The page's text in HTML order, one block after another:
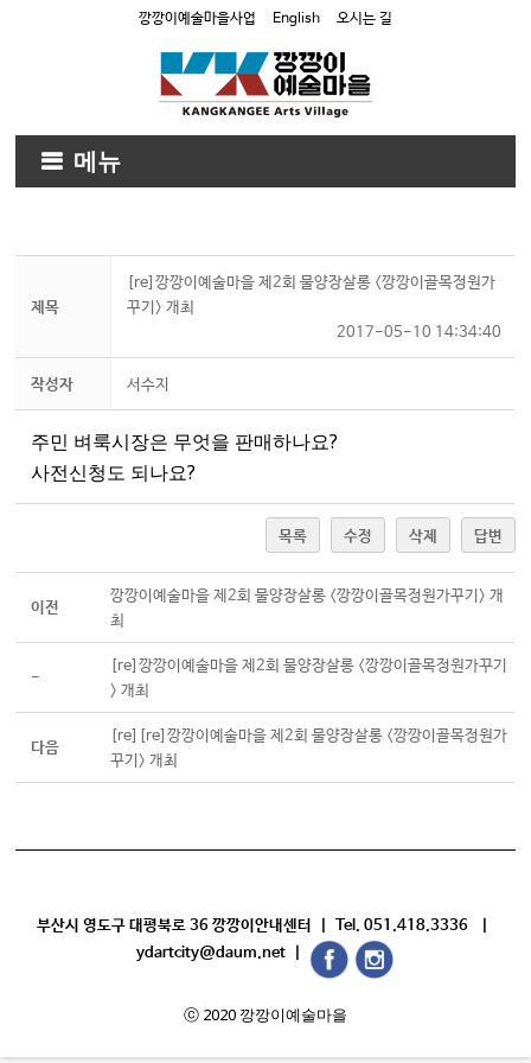
깡깡이예술마을사업 English 오시는 길
메뉴
제목
[re]깡깡이예술마을 제2회 물양장살롱 <깡깡이골목정원가
꾸기> 개최
2017-05-10 14:34:40
작성자 서수지
주민 벼룩시장은 무엇을 판매하나요?
사전신청도 되나요?
목록 수정 삭제 답변
이전
깡깡이예술마을 제2회 물양장살롱 <깡깡이골목정원가꾸기> 개
최
-
[re]깡깡이예술마을 제2회 물양장살롱 <깡깡이골목정원가꾸기
> 개최
다음
[re][re]깡깡이예술마을 제2회 물양장살롱 <깡깡이골목정원가
꾸기> 개최
부산시 영도구 대평북로 36 깡깡이안내센터 | Tel. 051.418.3336 |
ydartcity@daum.net |
ⓒ 2020 깡깡이예술마을